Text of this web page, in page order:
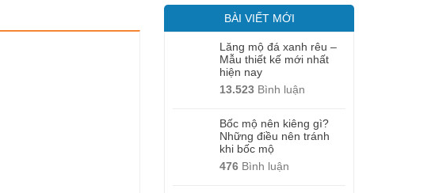
BÀI VIẾT MỚI
Lăng mộ đá xanh rêu –
Mẫu thiết kế mới nhất
hiện nay
13.523 Bình luận
Bốc mộ nên kiêng gì?
Những điều nên tránh
khi bốc mộ
476 Bình luận